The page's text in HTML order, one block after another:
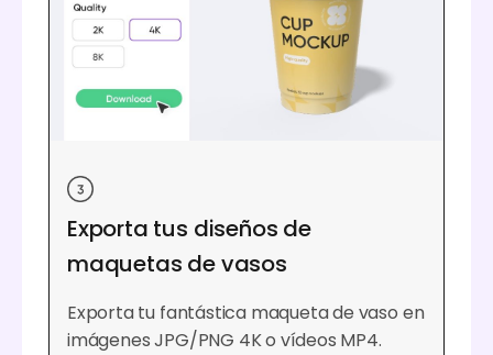
Exporta tus diseños de
maquetas de vasos
Exporta tu fantástica maqueta de vaso en
imágenes JPG/PNG 4K o vídeos MP4.